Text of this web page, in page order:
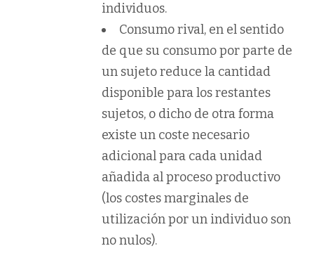
individuos.
Consumo rival, en el sentido
de que su consumo por parte de
un sujeto reduce la cantidad
disponible para los restantes
sujetos, o dicho de otra forma
existe un coste necesario
adicional para cada unidad
añadida al proceso productivo
(los costes marginales de
utilización por un individuo son
no nulos).